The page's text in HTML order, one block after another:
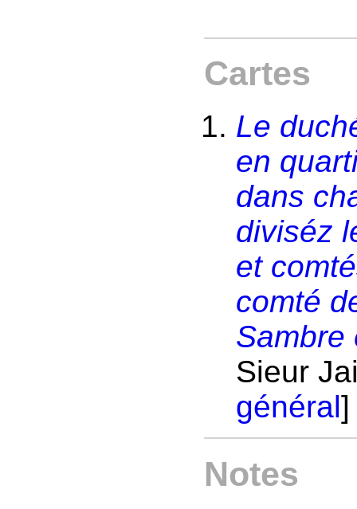
Cartes
Le
en
dans
diviséz
et
comté
Sambre
Sieur
général]
Notes